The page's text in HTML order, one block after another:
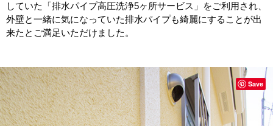
していた「排水パイプ高圧洗浄5ヶ所サービス」をご利用され、
外壁と一緒に気になっていた排水パイプも綺麗にすることが出
来たとご満足いただけました。
Save